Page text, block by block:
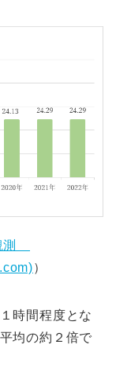
測
）
時間程度とな
均の約２倍で